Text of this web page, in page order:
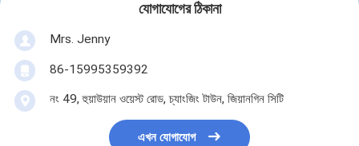
যোগাযোগের ঠিকানা
Mrs. Jenny
86-15995359392
নং 49, হুয়াউয়ান ওয়েস্ট রোড, চ্যাংজিং টাউন, জিয়ানগিন সিটি
এখন যোগাযোগ